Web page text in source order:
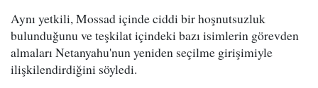
Aynı yetkili, Mossad içinde ciddi bir hoşnutsuzluk
bulunduğunu ve teşkilat içindeki bazı isimlerin görevden
almaları Netanyahu'nun yeniden seçilme girişimiyle
ilişkilendirdiğini söyledi.